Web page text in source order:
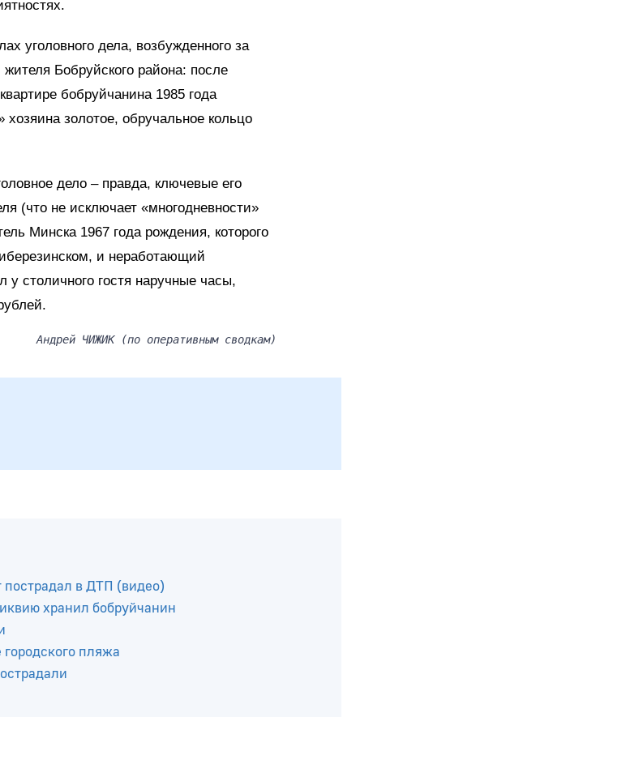
уголовного дела, возбужденного за
Бобруйского района: после
бобруйчанина 1985 года
золотое, обручальное кольцо
дело – правда, ключевые его
(что не исключает «многодневности»
Минска 1967 года рождения, которого
и неработающий
у столичного гостя наручные часы,
Андрей ЧИЖИК (по оперативным сводкам)
в ДТП (видео)
хранил бобруйчанин
пляжа